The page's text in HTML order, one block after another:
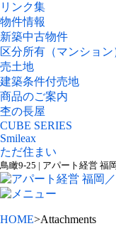
リンク集
物件情報
新築中古物件
区分所有（マンション
売土地
建築条件付売地
商品のご案内
杢の長屋
CUBE SERIES
Smileax
ただ住まい
鳥瞰9-25 | アパート経営 福
HOME>Attachments